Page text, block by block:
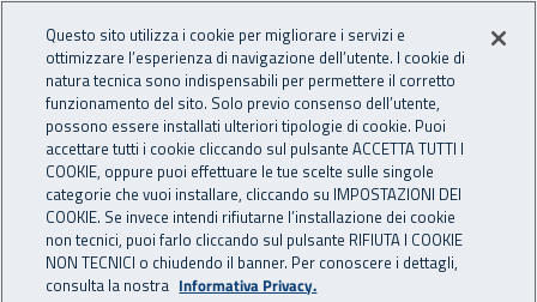
INAIL - Istituto Nazionale
Apri cerca
Navigazione principale
Navigazione - Ti trovi in:
Home Istituto Provider Inail Ecm
Provider Inail Ecm
Questo sito utilizza i cookie per migliorare i servizi e
ottimizzare l’esperienza di navigazione dell’utente. I cookie di
natura tecnica sono indispensabili per permettere il corretto
funzionamento del sito. Solo previo consenso dell’utente,
possono essere installati ulteriori tipologie di cookie. Puoi
accettare tutti i cookie cliccando sul pulsante ACCETTA TUTTI I
COOKIE, oppure puoi effettuare le tue scelte sulle singole
categorie che vuoi installare, cliccando su IMPOSTAZIONI DEI
COOKIE. Se invece intendi rifiutarne l’installazione dei cookie
non tecnici, puoi farlo cliccando sul pulsante RIFIUTA I COOKIE
NON TECNICI o chiudendo il banner. Per conoscere i dettagli,
consulta la nostra Informativa Privacy.